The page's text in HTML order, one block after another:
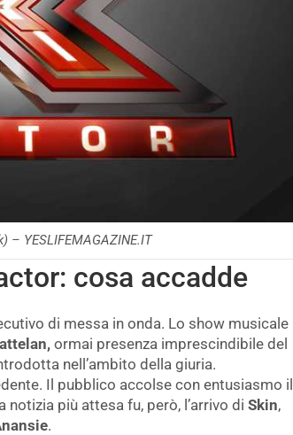
– YESLIFEMAGAZINE.IT
cosa accadde
di messa in onda. Lo show musicale
ormai presenza imprescindibile del
nell’ambito della giuria.
Il pubblico accolse con entusiasmo il
più attesa fu, però, l’arrivo di Skin,
.